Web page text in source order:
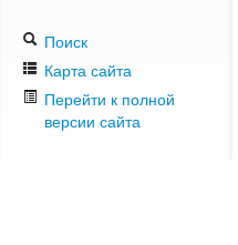
Поиск
Карта сайта
Перейти к полной
версии сайта